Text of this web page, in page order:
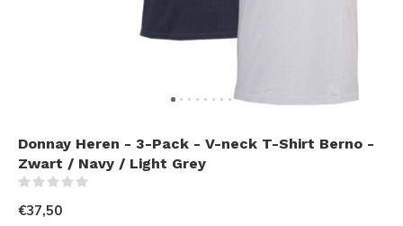
Donnay Heren - 3-Pack - V-neck T-Shirt Berno -
Zwart / Navy / Light Grey
€37,50